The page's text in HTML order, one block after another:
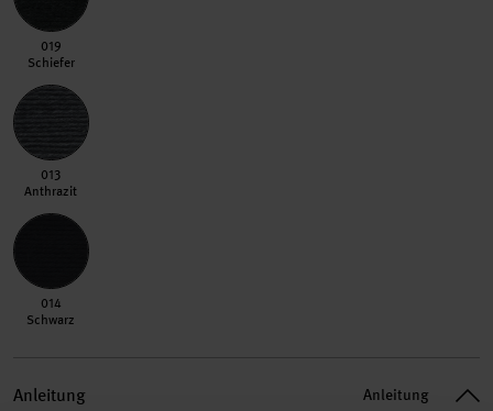
019 Schiefer
019
Schiefer
013 Anthrazit
013
Anthrazit
014 Schwarz
014
Schwarz
Anleitung Anleitung